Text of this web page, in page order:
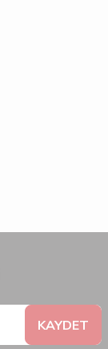
KAYDET